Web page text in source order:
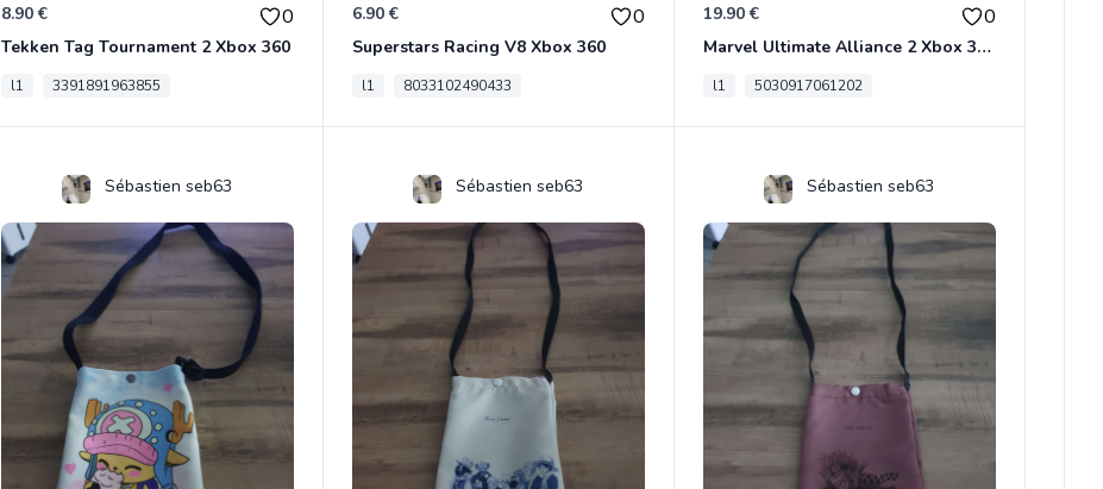
8.90 € 0
Tekken Tag Tournament 2 Xbox 360
l1 3391891963855
6.90 € 0
Superstars Racing V8 Xbox 360
l1 8033102490433
19.90 € 0
Marvel Ultimate Alliance 2 Xbox 360
l1 5030917061202
Sébastien seb63 Sébastien seb63 Sébastien seb63